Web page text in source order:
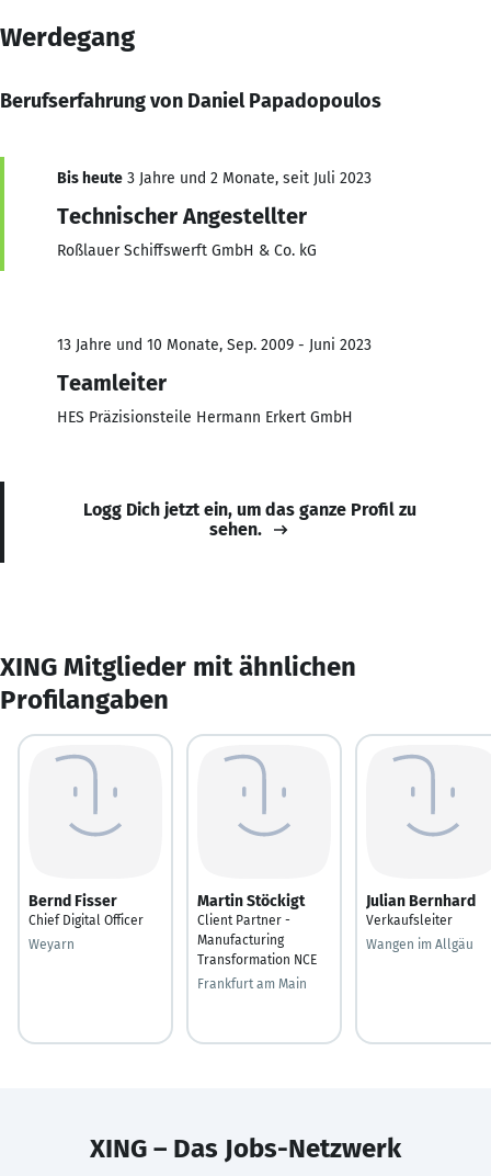
Werdegang
Berufserfahrung von Daniel Papadopoulos
Bis heute 3 Jahre und 2 Monate, seit Juli 2023
Technischer Angestellter
Roßlauer Schiffswerft GmbH & Co. kG
13 Jahre und 10 Monate, Sep. 2009 - Juni 2023
Teamleiter
HES Präzisionsteile Hermann Erkert GmbH
Logg Dich jetzt ein, um das ganze Profil zu
sehen.
XING Mitglieder mit ähnlichen
Profilangaben
Bernd Fisser
Chief Digital Officer
Weyarn
Martin Stöckigt
Client Partner -
Manufacturing
Transformation NCE
Frankfurt am Main
Julian Bernhard
Verkaufsleiter
Wangen im Allgäu
XING – Das Jobs-Netzwerk